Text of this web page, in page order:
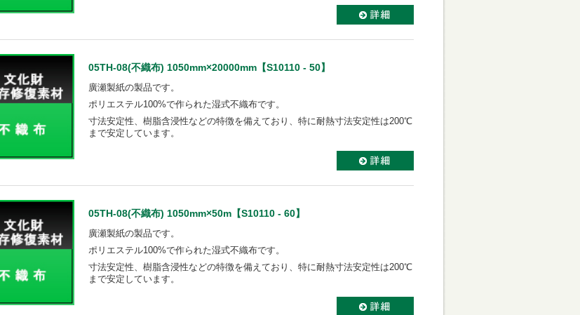
05TH-08(不織布) 1050mm×20000mm【S10110 - 50】
廣瀬製紙の製品です。
ポリエステル100%で作られた湿式不織布です。
寸法安定性、樹脂含浸性などの特徴を備えており、 特に耐熱寸法安定性は200℃
まで安定しています。
05TH-08(不織布) 1050mm×50m【S10110 - 60】
廣瀬製紙の製品です。
ポリエステル100%で作られた湿式不織布です。
寸法安定性、樹脂含浸性などの特徴を備えており、 特に耐熱寸法安定性は200℃
まで安定しています。